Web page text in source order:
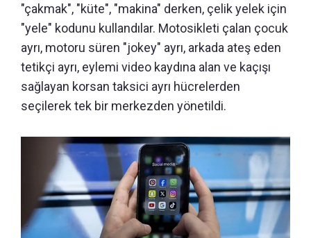
"çakmak", "küte", "makina" derken, çelik yelek için
"yele" kodunu kullandılar. Motosikleti çalan çocuk
ayrı, motoru süren "jokey" ayrı, arkada ateş eden
tetikçi ayrı, eylemi video kaydına alan ve kaçışı
sağlayan korsan taksici ayrı hücrelerden
seçilerek tek bir merkezden yönetildi.